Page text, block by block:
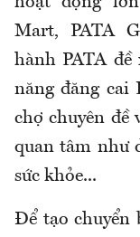
Mart, PATA
hành PATA
năng đăng cai
chợ chuyên đề
quan tâm như
sức khỏe...
Để tạo chuyển